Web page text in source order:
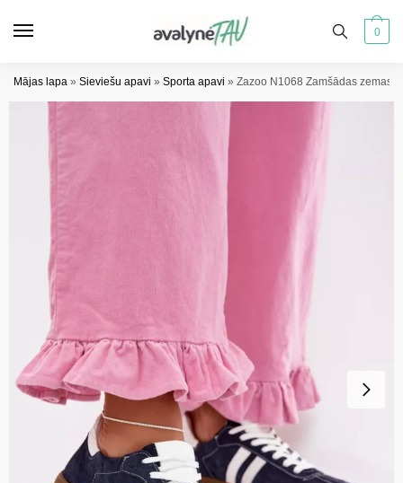
0
Mājas lapa » Sieviešu apavi » Sporta apavi » Zazoo N1068 Zamšādas zemas